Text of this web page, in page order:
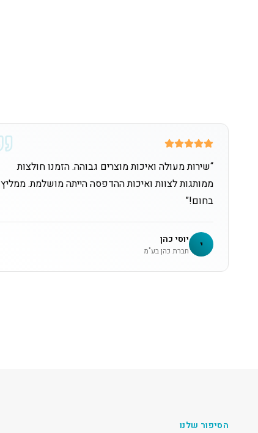
“שירות מעולה ואיכות מוצרים גבוהה. הזמנו חולצות
ממותגות לצוות ואיכות ההדפסה הייתה מושלמת. ממליץ
בחום!”
י יוסי כהן
חברת כהן בע"מ
הסיפור שלנו